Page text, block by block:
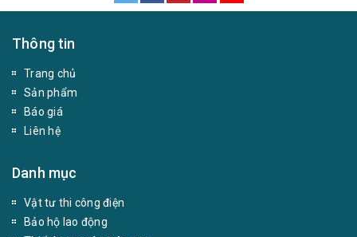
Thông tin
Trang chủ
Sản phẩm
Báo giá
Liên hệ
Danh mục
Vật tư thi công điện
Bảo hộ lao động